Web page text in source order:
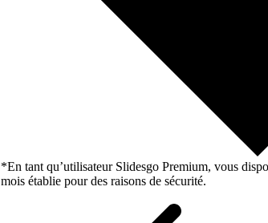
*En tant qu’utilisateur Slidesgo Premium, vous
mois établie pour des raisons de sécurité.